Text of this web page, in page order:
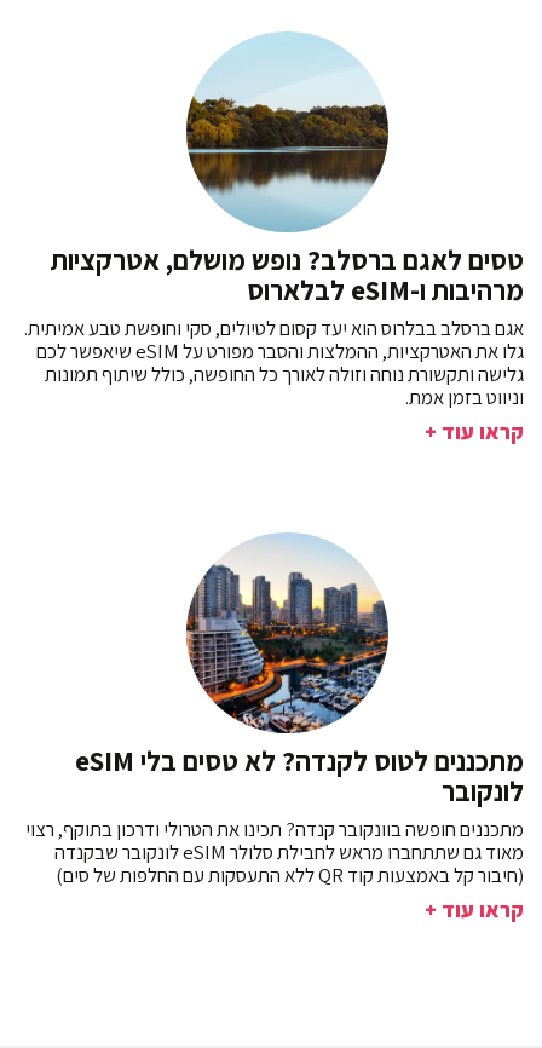
טסים לאגם ברסלב? נופש מושלם, אטרקציות
מרהיבות ו-eSIM לבלארוס
אגם ברסלב בבלרוס הוא יעד קסום לטיולים, סקי וחופשת טבע אמיתית.
גלו את האטרקציות, ההמלצות והסבר מפורט על eSIM שיאפשר לכם
גלישה ותקשורת נוחה וזולה לאורך כל החופשה, כולל שיתוף תמונות
וניווט בזמן אמת.
קראו עוד +
מתכננים לטוס לקנדה? לא טסים בלי eSIM
לונקובר
מתכננים חופשה בוונקובר קנדה? תכינו את הטרולי ודרכון בתוקף, רצוי
מאוד גם שתתחברו מראש לחבילת סלולר eSIM לונקובר שבקנדה
(חיבור קל באמצעות קוד QR ללא התעסקות עם החלפות של סים)
קראו עוד +